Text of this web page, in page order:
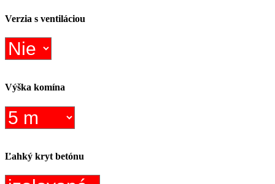
Verzia s ventiláciou
Výška komína
Ľahký kryt betónu